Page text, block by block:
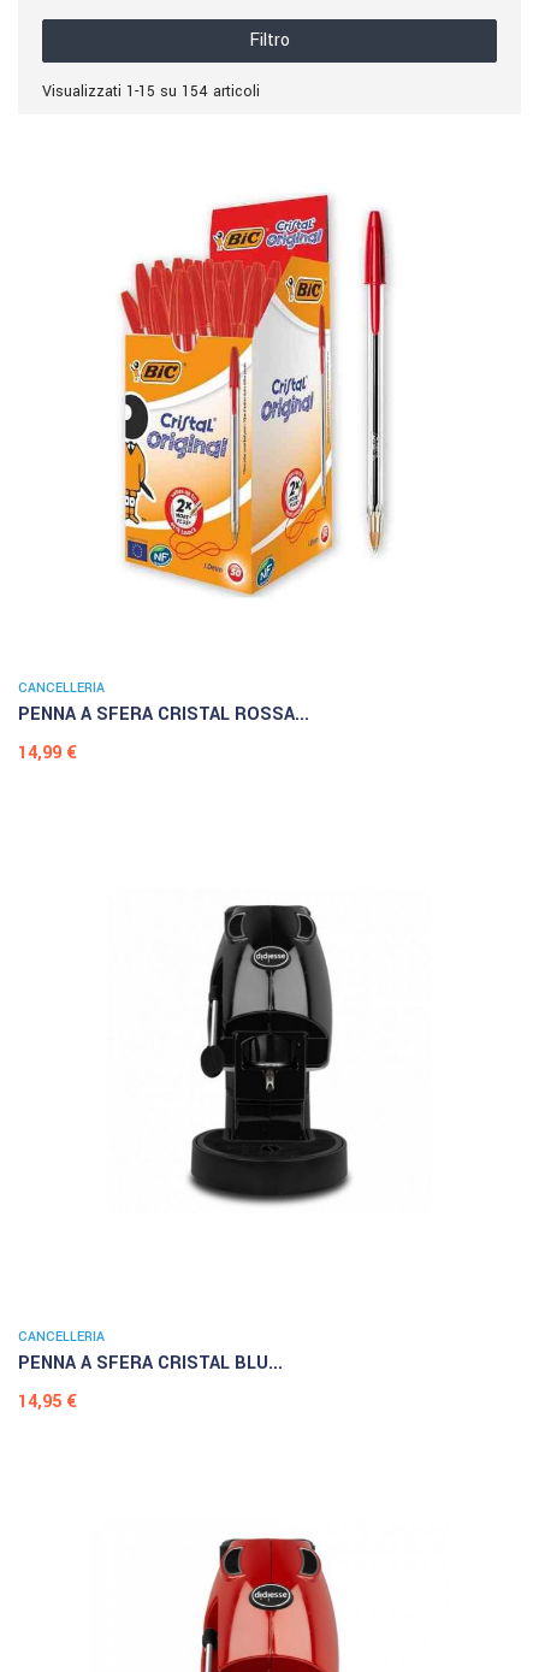
Filtro
Visualizzati 1-15 su 154 articoli
CANCELLERIA
PENNA A SFERA CRISTAL ROSSA...
Prezzo
14,99 €
CANCELLERIA
PENNA A SFERA CRISTAL BLU...
Prezzo
14,95 €